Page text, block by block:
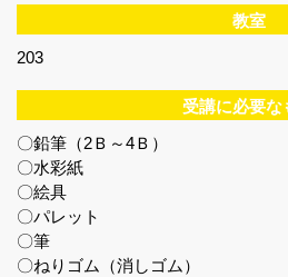
教室
203
受講に必要な
〇鉛筆（2Ｂ～4Ｂ）
〇水彩紙
〇絵具
〇パレット
〇筆
〇ねりゴム（消しゴム）